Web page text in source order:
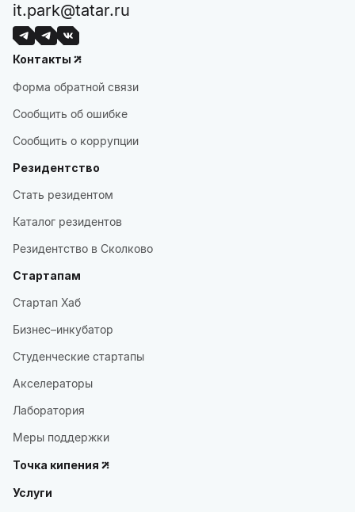
it.park@tatar.ru
Контакты
Форма обратной связи
Сообщить об ошибке
Сообщить о коррупции
Резидентство
Стать резидентом
Каталог резидентов
Резидентство в Сколково
Стартапам
Стартап Хаб
Бизнес–инкубатор
Студенческие стартапы
Акселераторы
Лаборатория
Меры поддержки
Точка кипения
Услуги